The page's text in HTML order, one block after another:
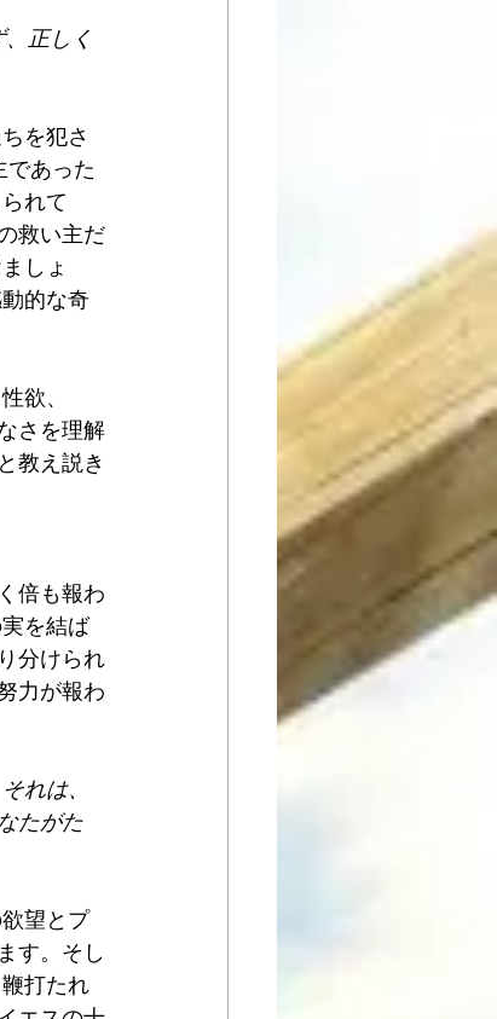
正しく
を犯さ
であった
れて
救い主だ
しょ
的な奇
欲、
さを理解
教え説き
倍も報わ
を結ば
分けられ
力が報わ
れは、
たがた
望とプ
す。そし
打たれ